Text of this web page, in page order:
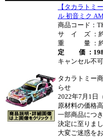
【タカラトミ
ル 初音ミク
商品コード：
サ イ ズ ：
重 量 ：約
定 価 ：
キャンセル不
タカラトミー
らせ
2022年7月1日
原材料の価格
一部商品につ
決定に至りまし
大変ご迷惑を